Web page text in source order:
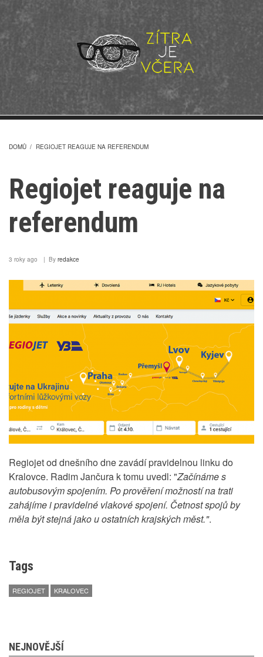
hlavnímu
NAVIGACE
DOMŮ / REGIOJET REAGUJE NA REFERENDUM
Regiojet reaguje na
referendum
3 roky ago By redakce
Regiojet od dnešního dne zavádí pravidelnou linku do
Kralovce. Radim Jančura k tomu uvedl: "Začínáme s
autobusovým spojením. Po prověření možností na trati
zahájíme i pravidelné vlakové spojení. Četnost spojů by
měla být stejná jako u ostatních krajských měst.".
Tags
REGIOJET KRALOVEC
NEJNOVĚJŠÍ